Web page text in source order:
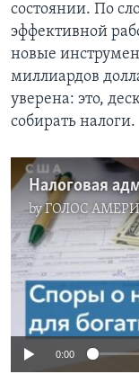
состоянии. По
эффективной
новые
миллиардов
уверена: это,
собирать налоги.
byГОЛОС
No
0:00